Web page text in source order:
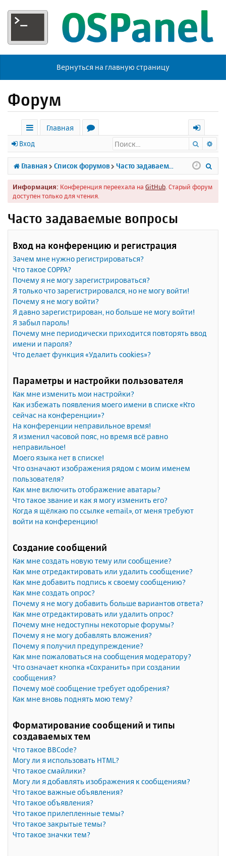
Вернуться на главную страницу
Форум
с
ы
л
к
Главная
р
у
м
х
о
д
Вход Поиск
Главная Список форумов Часто задаваемые вопросы
Информация: Конференция переехала на GitHub . Старый форум
доступен только для чтения.
Часто задаваемые вопросы
Вход на конференцию и регистрация
Зачем мне нужно регистрироваться?
Что такое COPPA?
Почему я не могу зарегистрироваться?
Я только что зарегистрировался, но не могу войти!
Почему я не могу войти?
Я давно зарегистрирован, но больше не могу войти!
Я забыл пароль!
Почему мне периодически приходится повторять ввод
имени и пароля?
Что делает функция «Удалить cookies»?
Параметры и настройки пользователя
Как мне изменить мои настройки?
Как избежать появления моего имени в списке «Кто
сейчас на конференции»?
На конференции неправильное время!
Я изменил часовой пояс, но время всё равно
неправильное!
Моего языка нет в списке!
Что означают изображения рядом с моим именем
пользователя?
Как мне включить отображение аватары?
Что такое звание и как я могу изменить его?
Когда я щёлкаю по ссылке «email», от меня требуют
войти на конференцию!
Создание сообщений
Как мне создать новую тему или сообщение?
Как мне отредактировать или удалить сообщение?
Как мне добавить подпись к своему сообщению?
Как мне создать опрос?
Почему я не могу добавить больше вариантов ответа?
Как мне отредактировать или удалить опрос?
Почему мне недоступны некоторые форумы?
Почему я не могу добавлять вложения?
Почему я получил предупреждение?
Как мне пожаловаться на сообщения модератору?
Что означает кнопка «Сохранить» при создании
сообщения?
Почему моё сообщение требует одобрения?
Как мне вновь поднять мою тему?
Форматирование сообщений и типы
создаваемых тем
Что такое BBCode?
Могу ли я использовать HTML?
Что такое смайлики?
Могу ли я добавлять изображения к сообщениям?
Что такое важные объявления?
Что такое объявления?
Что такое прилепленные темы?
Что такое закрытые темы?
Что такое значки тем?